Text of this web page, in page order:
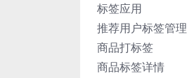
标签应用
推荐用户标签管理
商品打标签
商品标签详情